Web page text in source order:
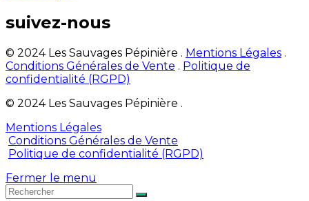
suivez-nous
© 2024 Les Sauvages Pépinière . Mentions Légales .
Conditions Générales de Vente . Politique de
confidentialité (RGPD)
© 2024 Les Sauvages Pépinière .
Mentions Légales
Conditions Générales de Vente
Politique de confidentialité (RGPD)
Fermer le menu